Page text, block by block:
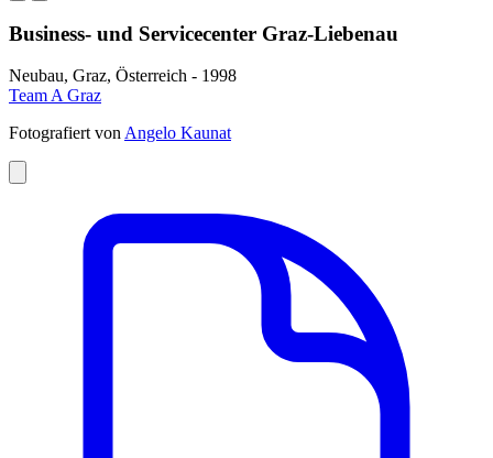
Business- und Servicecenter Graz-Liebenau
Neubau, Graz, Österreich - 1998
Team A Graz
Fotografiert vonAngelo Kaunat